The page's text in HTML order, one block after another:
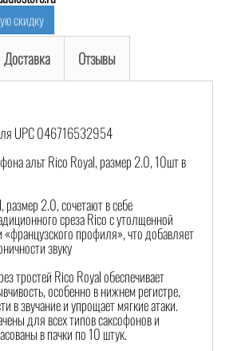
скидку
Доставка Отзывы
UPC 046716532954
альт Rico Royal, размер 2.0, 10шт в
размер 2.0, сочетают в себе
среза Rico с утолщенной
профиля», что добавляет
звуку
тростей Rico Royal обеспечивает
особенно в нижнем регистре,
в звучание и упрощает мягкие атаки.
для всех типов саксофонов и
в пачки по 10 штук.